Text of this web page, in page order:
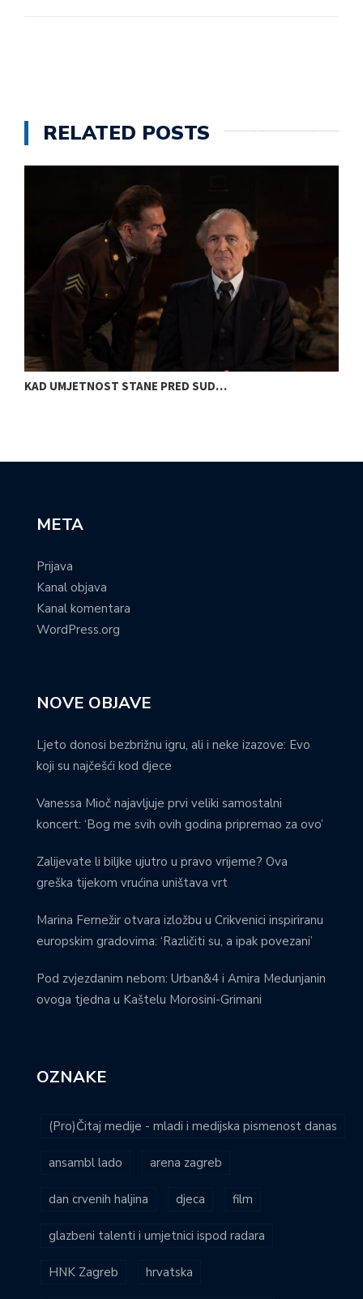
RELATED POSTS
KAD UMJETNOST STANE PRED SUD…
META
Prijava
Kanal objava
Kanal komentara
WordPress.org
NOVE OBJAVE
Ljeto donosi bezbrižnu igru, ali i neke izazove: Evo
koji su najčešći kod djece
Vanessa Mioč najavljuje prvi veliki samostalni
koncert: ‘Bog me svih ovih godina pripremao za ovo’
Zalijevate li biljke ujutro u pravo vrijeme? Ova
greška tijekom vrućina uništava vrt
Marina Fernežir otvara izložbu u Crikvenici inspiriranu
europskim gradovima: ‘Različiti su, a ipak povezani’
Pod zvjezdanim nebom: Urban&4 i Amira Medunjanin
ovoga tjedna u Kaštelu Morosini-Grimani
OZNAKE
(Pro)Čitaj medije - mladi i medijska pismenost danas
ansambl lado arena zagreb
dan crvenih haljina djeca film
glazbeni talenti i umjetnici ispod radara
HNK Zagreb hrvatska